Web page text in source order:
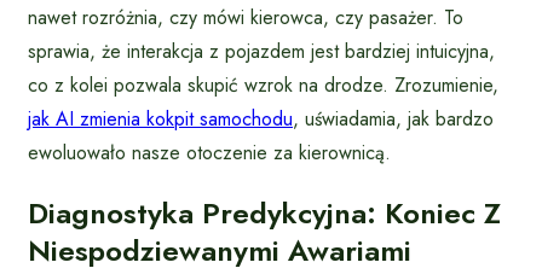
nawet rozróżnia, czy mówi kierowca, czy pasażer. To
sprawia, że interakcja z pojazdem jest bardziej intuicyjna,
co z kolei pozwala skupić wzrok na drodze. Zrozumienie,
jak AI zmienia kokpit samochodu, uświadamia, jak bardzo
ewoluowało nasze otoczenie za kierownicą.
Diagnostyka Predykcyjna: Koniec Z
Niespodziewanymi Awariami